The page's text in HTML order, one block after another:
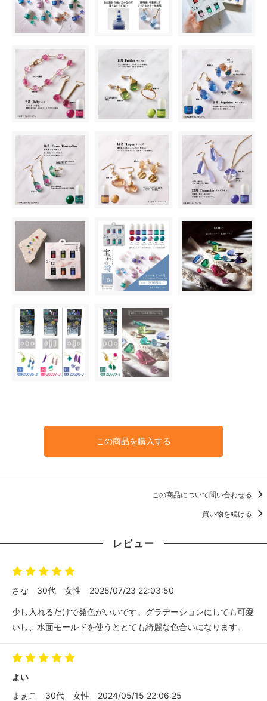
この商品を購入する
この商品について問い合わせる
買い物を続ける
レビュー
さな 30代 女性 2025/07/23 22:03:50
少し入れるだけで発色がいいです。グラデーションにしても可愛
いし、水面モールドを使うととても綺麗な色合いになります。
よい
まぁこ
30代 女性 2024/05/15 22:06:25